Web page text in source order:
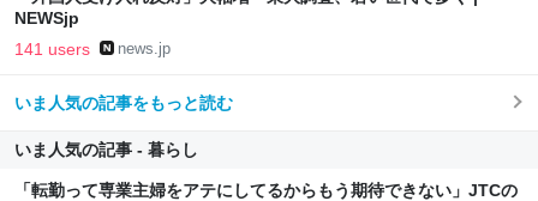
NEWSjp
141 users news.jp
いま人気の記事をもっと読む
いま人気の記事 - 暮らし
「転勤って専業主婦をアテにしてるからもう期待できない」JTCの